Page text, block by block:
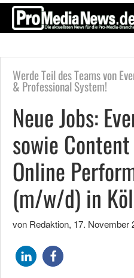
Werde Teil des Teams von
& Professional System!
Neue Jobs:
sowie
Online
(m/w/d) in
von Redaktion, 17. November